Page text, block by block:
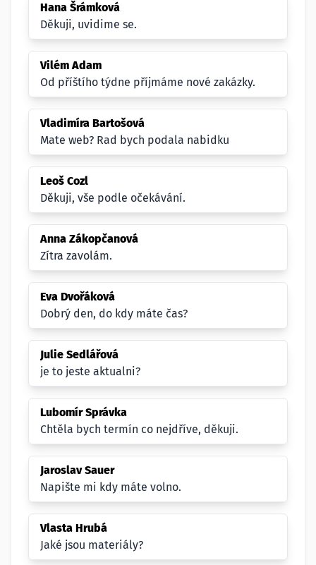
Hana Šrámková
Děkuji, uvidime se.
Vilém Adam
Od příštího týdne příjmáme nové zakázky.
Vladimíra Bartošová
Mate web? Rad bych podala nabidku
Leoš Cozl
Děkuji, vše podle očekávání.
Anna Zákopčanová
Zítra zavolám.
Eva Dvořáková
Dobrý den, do kdy máte čas?
Julie Sedlářová
je to jeste aktualni?
Lubomír Správka
Chtěla bych termín co nejdříve, děkuji.
Jaroslav Sauer
Napište mi kdy máte volno.
Vlasta Hrubá
Jaké jsou materiály?